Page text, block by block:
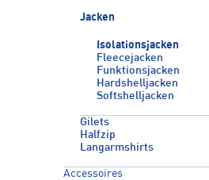
Jacken
Isolationsjacken
Fleecejacken
Funktionsjacken
Hardshelljacken
Softshelljacken
Gilets
Halfzip
Langarmshirts
Accessoires